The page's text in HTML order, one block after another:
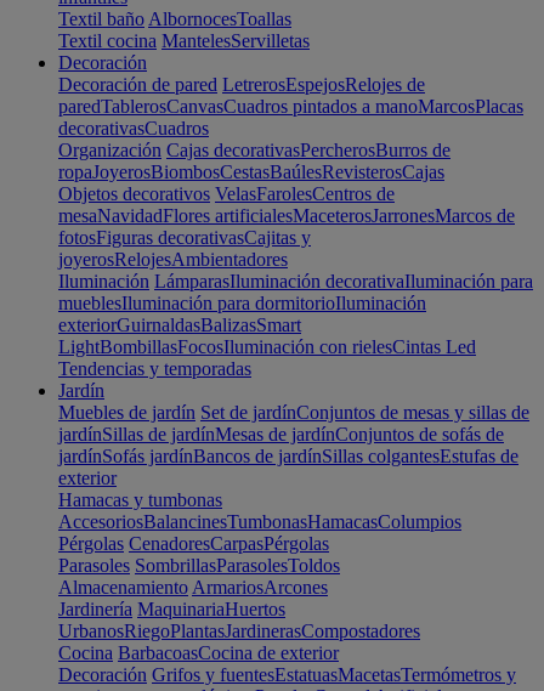
Textil baño AlbornocesToallas
Textil cocina MantelesServilletas
Decoración
Decoración de pared LetrerosEspejosRelojes de
paredTablerosCanvasCuadros pintados a manoMarcosPlacas
decorativasCuadros
Organización Cajas decorativasPercherosBurros de
ropaJoyerosBiombosCestasBaúlesRevisterosCajas
Objetos decorativos VelasFarolesCentros de
mesaNavidadFlores artificialesMaceterosJarronesMarcos de
fotosFiguras decorativasCajitas y
joyerosRelojesAmbientadores
Iluminación LámparasIluminación decorativaIluminación para
mueblesIluminación para dormitorioIluminación
exteriorGuirnaldasBalizasSmart
LightBombillasFocosIluminación con rielesCintas Led
Tendencias y temporadas
Jardín
Muebles de jardín Set de jardínConjuntos de mesas y sillas de
jardínSillas de jardínMesas de jardínConjuntos de sofás de
jardínSofás jardínBancos de jardínSillas colgantesEstufas de
exterior
Hamacas y tumbonas
AccesoriosBalancinesTumbonasHamacasColumpios
Pérgolas CenadoresCarpasPérgolas
Parasoles SombrillasParasolesToldos
Almacenamiento ArmariosArcones
Jardinería MaquinariaHuertos
UrbanosRiegoPlantasJardinerasCompostadores
Cocina BarbacoasCocina de exterior
Decoración Grifos y fuentesEstatuasMacetasTermómetros y